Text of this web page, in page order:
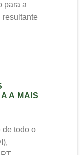
para a
resultante
A MAIS
de todo o